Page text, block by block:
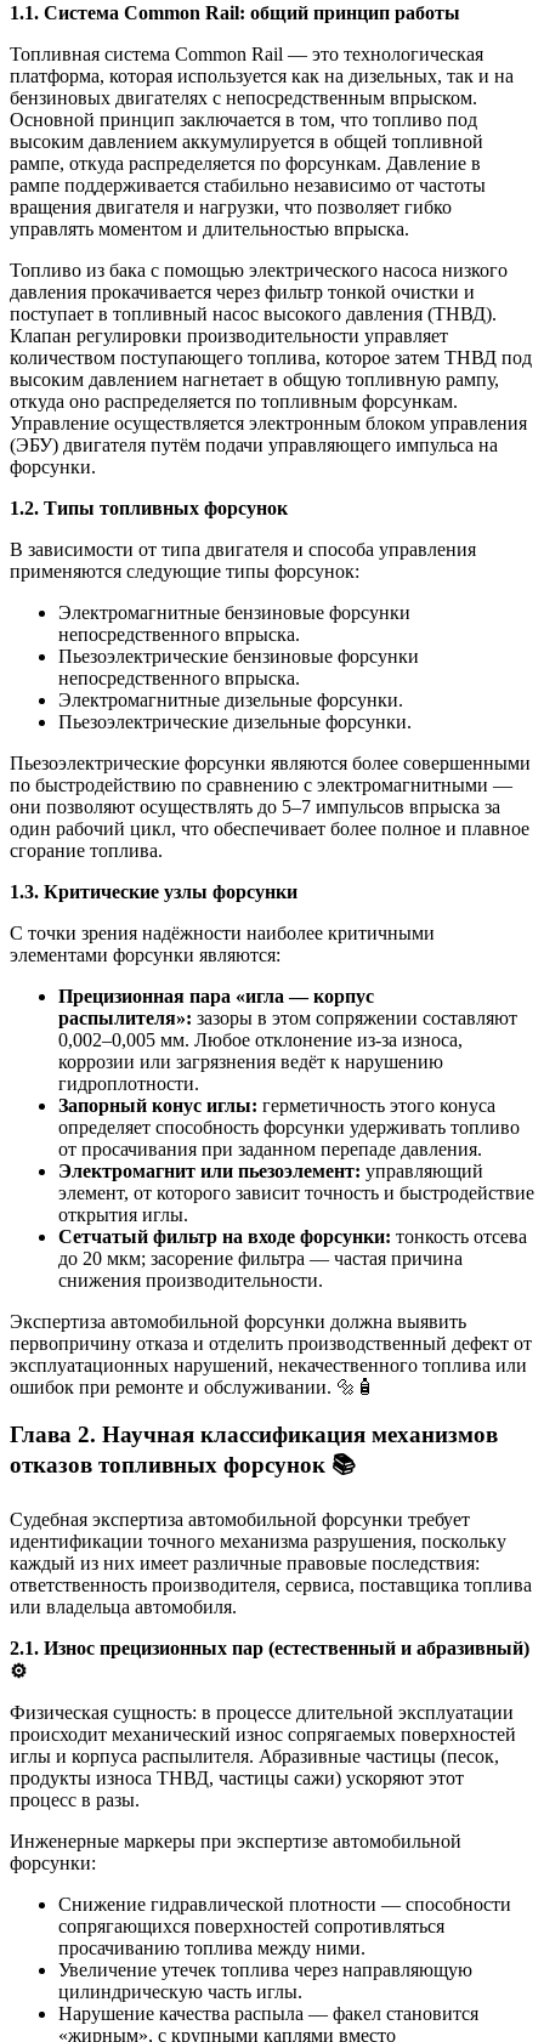
1.1. Система Common Rail: общий принцип работы
Топливная система Common Rail — это технологическая
платформа, которая используется как на дизельных, так и на
бензиновых двигателях с непосредственным впрыском.
Основной принцип заключается в том, что топливо под
высоким давлением аккумулируется в общей топливной
рампе, откуда распределяется по форсункам. Давление в
рампе поддерживается стабильно независимо от частоты
вращения двигателя и нагрузки, что позволяет гибко
управлять моментом и длительностью впрыска.
Топливо из бака с помощью электрического насоса низкого
давления прокачивается через фильтр тонкой очистки и
поступает в топливный насос высокого давления (ТНВД).
Клапан регулировки производительности управляет
количеством поступающего топлива, которое затем ТНВД под
высоким давлением нагнетает в общую топливную рампу,
откуда оно распределяется по топливным форсункам.
Управление осуществляется электронным блоком управления
(ЭБУ) двигателя путём подачи управляющего импульса на
форсунки.
1.2. Типы топливных форсунок
В зависимости от типа двигателя и способа управления
применяются следующие типы форсунок:
Электромагнитные бензиновые форсунки
непосредственного впрыска.
Пьезоэлектрические бензиновые форсунки
непосредственного впрыска.
Электромагнитные дизельные форсунки.
Пьезоэлектрические дизельные форсунки.
Пьезоэлектрические форсунки являются более совершенными
по быстродействию по сравнению с электромагнитными —
они позволяют осуществлять до 5–7 импульсов впрыска за
один рабочий цикл, что обеспечивает более полное и плавное
сгорание топлива.
1.3. Критические узлы форсунки
С точки зрения надёжности наиболее критичными
элементами форсунки являются:
Прецизионная пара «игла — корпус
распылителя»: зазоры в этом сопряжении составляют
0,002–0,005 мм. Любое отклонение из-за износа,
коррозии или загрязнения ведёт к нарушению
гидроплотности.
Запорный конус иглы: герметичность этого конуса
определяет способность форсунки удерживать топливо
от просачивания при заданном перепаде давления.
Электромагнит или пьезоэлемент: управляющий
элемент, от которого зависит точность и быстродействие
открытия иглы.
Сетчатый фильтр на входе форсунки: тонкость отсева
до 20 мкм; засорение фильтра — частая причина
снижения производительности.
Экспертиза автомобильной форсунки должна выявить
первопричину отказа и отделить производственный дефект от
эксплуатационных нарушений, некачественного топлива или
ошибок при ремонте и обслуживании. 🔩🧴
Глава 2. Научная классификация механизмов
отказов топливных форсунок 📚
Судебная экспертиза автомобильной форсунки требует
идентификации точного механизма разрушения, поскольку
каждый из них имеет различные правовые последствия:
ответственность производителя, сервиса, поставщика топлива
или владельца автомобиля.
2.1. Износ прецизионных пар (естественный и абразивный)
⚙️
Физическая сущность: в процессе длительной эксплуатации
происходит механический износ сопрягаемых поверхностей
иглы и корпуса распылителя. Абразивные частицы (песок,
продукты износа ТНВД, частицы сажи) ускоряют этот
процесс в разы.
Инженерные маркеры при экспертизе автомобильной
форсунки:
Снижение гидравлической плотности — способности
сопрягающихся поверхностей сопротивляться
просачиванию топлива между ними.
Увеличение утечек топлива через направляющую
цилиндрическую часть иглы.
Нарушение качества распыла — факел становится
«жирным», с крупными каплями вместо